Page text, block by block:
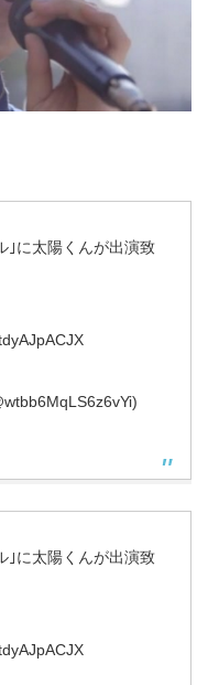
に太陽くんが出演致
に太陽くんが出演致